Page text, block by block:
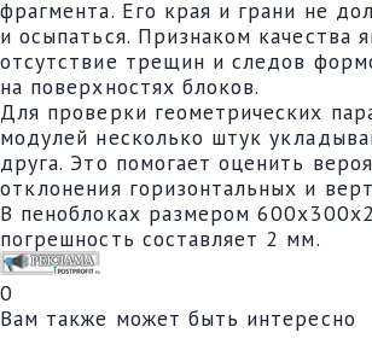
фрагмента. Его края и грани не
и осыпаться. Признаком качества
отсутствие трещин и следов
на поверхностях блоков.
Для проверки геометрических
модулей несколько штук
друга. Это помогает оценить
отклонения горизонтальных и
В пеноблоках размером
погрешность составляет 2 мм.
0
Вам также может быть интересно